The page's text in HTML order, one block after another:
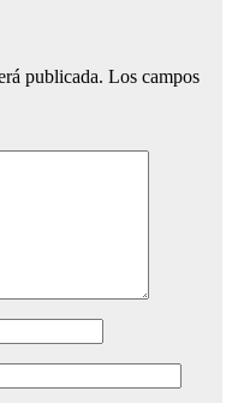
publicada. Los campos